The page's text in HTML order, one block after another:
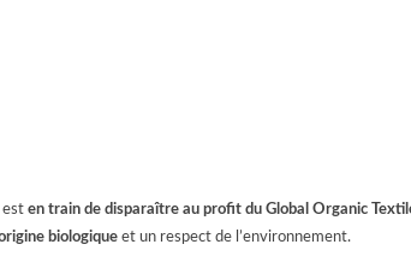
est en train de disparaître au profit du Global Organic
biologique et un respect de l’environnement.